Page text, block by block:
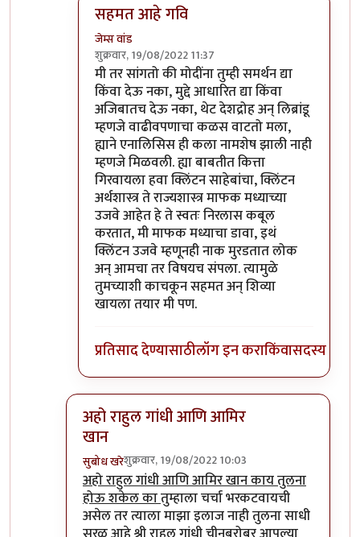
सहमत आहे गवि
जेम्स वांड
शुक्रवार, 19/08/2022 11:37
In reply toविरोधात वैयक्तिक पण नाहीby
मी तर सांगतो की मोदींना तुम्ही समर्थन द्या
किंवा देऊ नका, मुद्दे आधारित द्या किंवा
अजिबातच देऊ नका, थेट देशद्रोह अन् लिब्रांडू
म्हणजे वाढीवपणाचा कळस वाटतो मला,
ह्याने एनालिसिस ही कला नामशेष झाली नाही
म्हणजे मिळवली. ह्या बाबतीत कित्ता
गिरवायला हवा क्लिंटन साहेबांचा, क्लिंटन
अर्थशास्त्र ते राज्यशास्त्र माफक मध्याच्या
उजवे आहेत हे ते स्वतः निरलास कबूल
करतात, मी माफक मध्याचा डावा, इथं
क्लिंटन उजवे म्हणूनही नाक मुरडतात लोक
अन् आमचा तर विषयच संपला. त्यामुळे
तुमच्याशी काचकून सहमत अन् शिव्या
खायला तयार मी पण.
प्रतिसाद देण्यासाठीलॉग इन कराकिंवासदस्य व्हा
अहो राहुल गांधी आणि आमिर
खान
सुबोध खरेशुक्रवार, 19/08/2022 10:03
In reply toआमचं सोडा डॉक्टरbyजेम्स वांड
अहो राहुल गांधी आणि आमिर खान काय तुलना
होऊ शकेल कातुम्हाला चर्चा भरकटवायची
असेल तर त्याला माझा इलाज नाही तुलना साधी